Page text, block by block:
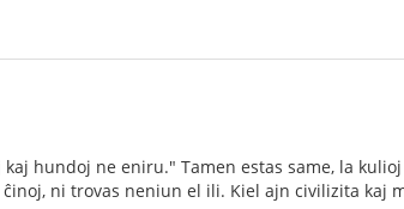
hundoj ne eniru." Tamen estas same, la
ni trovas neniun el ili. Kiel ajn civilizita kaj